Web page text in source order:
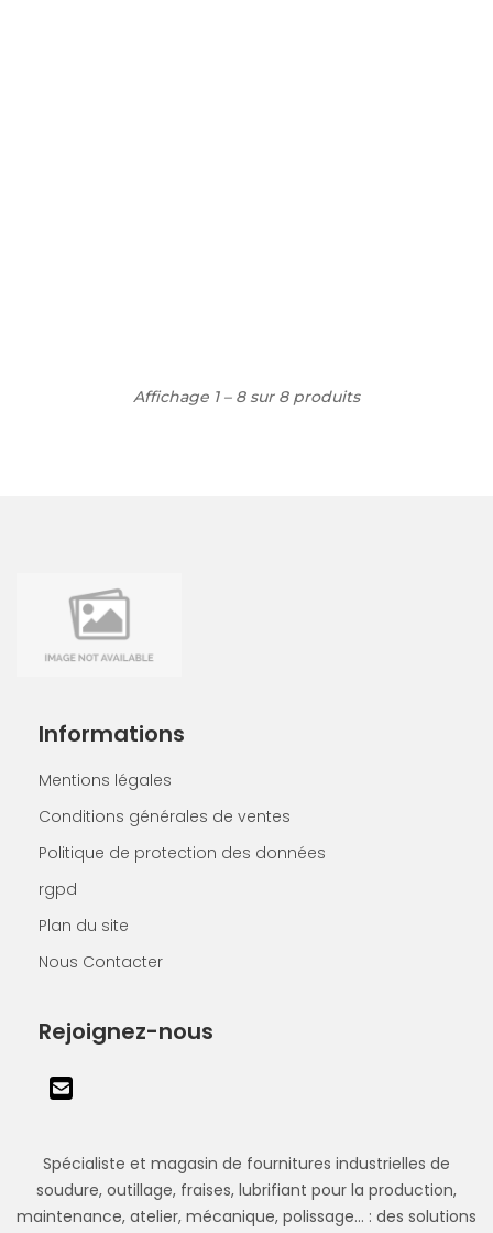
Affichage 1 – 8 sur 8 produits
Informations
Mentions légales
Conditions générales de ventes
Politique de protection des données
rgpd
Plan du site
Nous Contacter
Rejoignez-nous
Spécialiste et magasin de fournitures industrielles de
soudure, outillage, fraises, lubrifiant pour la production,
maintenance, atelier, mécanique, polissage... : des solutions